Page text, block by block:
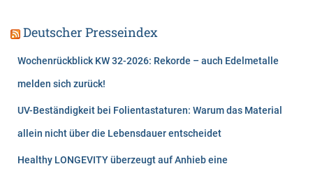
Deutscher Presseindex
Wochenrückblick KW 32-2026: Rekorde – auch Edelmetalle
melden sich zurück!
UV-Beständigkeit bei Folientastaturen: Warum das Material
allein nicht über die Lebensdauer entscheidet
Healthy LONGEVITY überzeugt auf Anhieb eine